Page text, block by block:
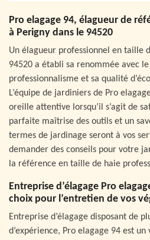
Pro elagage 94, élagueur de
à Perigny dans le 94520
Un élagueur professionnel en taille
94520 a établi sa renommée avec
professionnalisme et sa qualité
L’équipe de jardiniers de Pro
oreille attentive lorsqu’il s’agit de
parfaite maîtrise des outils et un
termes de jardinage seront à vos
demander des conseils pour votre
la référence en taille de haie
Entreprise d’élagage Pro
choix pour l’entretien de vos
Entreprise d’élagage disposant de
d’expérience, Pro elagage 94 est